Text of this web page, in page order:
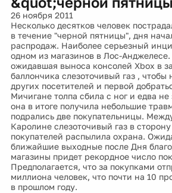
26 ноября 2011
Несколько десятков человек
в течение "черной пятницы", дня
распродаж. Наиболее серьезный
одном из магазинов в Лос-
ожидавшая выноса консолей Xbox в
баллончика слезоточивый газ , чтобы
других посетителей и первой
Мичигане толпа сбила с ног и едва не
она в итоге получила небольшие
подрались две покупательницы.
Каролине слезоточивый газ в
покупателей распылила охрана.
ближайшие выходные после Дня
магазины придет рекордное число
Предполагается, что за покупками
миллиона человек, что почти на 10
в прошлом году.